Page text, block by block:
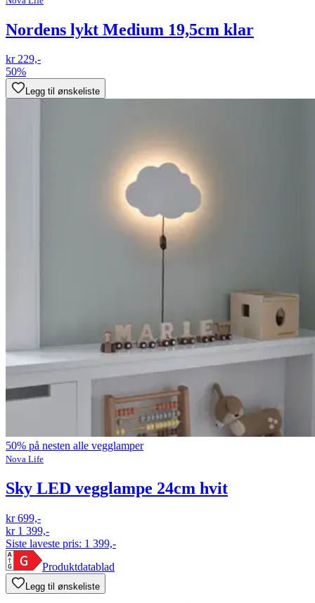
Nordens lykt Medium 19,5cm klar
kr 229,-
50%
Legg til ønskeliste
50% på nesten alle vegglamper
Nova Life
Sky LED vegglampe 24cm hvit
kr 699,-
kr 1 399,-
Siste laveste pris: 1 399,-
Produktdatablad
Legg til ønskeliste